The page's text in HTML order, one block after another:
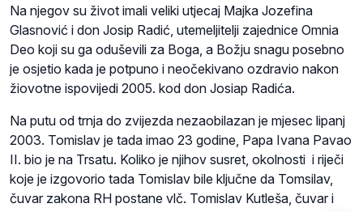
Na njegov su život imali veliki utjecaj Majka Jozefina
Glasnović i don Josip Radić, utemeljitelji zajednice Omnia
Deo koji su ga oduševili za Boga, a Božju snagu posebno
je osjetio kada je potpuno i neočekivano ozdravio nakon
žiovotne ispovijedi 2005. kod don Josiap Radića.
Na putu od trnja do zvijezda nezaobilazan je mjesec lipanj
2003. Tomislav je tada imao 23 godine, Papa Ivana Pavao
II. bio je na Trsatu. Koliko je njihov susret, okolnosti i riječi
koje je izgovorio tada Tomislav bile ključne da Tomsilav,
čuvar zakona RH postane vlč. Tomislav Kutleša, čuvar i